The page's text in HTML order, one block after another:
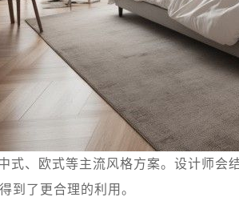
式、欧式等主流风格方案。设计师
到了更合理的利用。